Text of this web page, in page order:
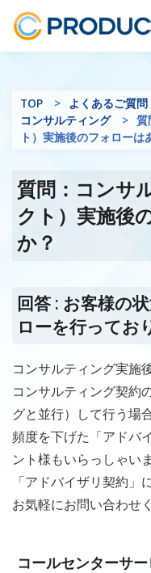
TOP よくあるご質問
コンサルティング
質
ト）実施後のフォローは
質問：コンサ
クト）実施後
か？
回答 : お客様の
ローを行ってお
コンサルティング実施
コンサルティング契約
グと並行）して行う場
頻度を下げた「アドバ
ント様もいらっしゃいま
「アドバイザリ契約
お気軽にお問い合わせ
コールセンターサ